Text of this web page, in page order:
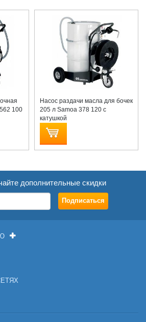
100
Насос раздачи масла для бочек
205 л Samoa 378 120 с
катушкой
дополнительные скидки